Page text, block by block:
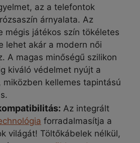
az a telefontok
árnyalata. Az
mégis játékos szín tökéletes
lehet akár a modern női
A magas minőségű szilikon
kiváló védelmet nyújt a
miközben kellemes tapintású
Az integrált
forradalmasítja a
világát! Töltőkábelek nélkül,